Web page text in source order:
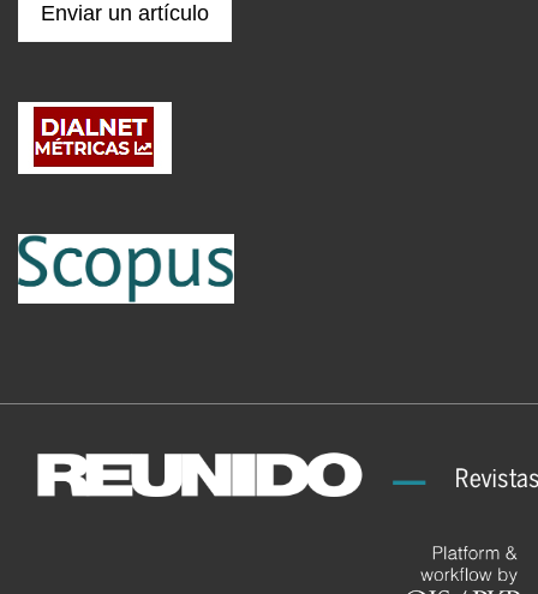
Enviar un artículo